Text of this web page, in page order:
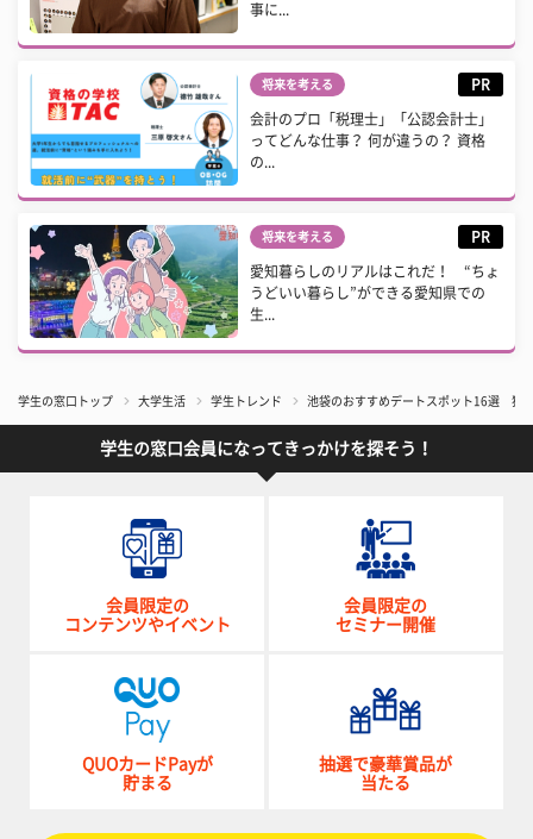
事に...
将来を考える PR
会計のプロ「税理士」「公認会計士」
ってどんな仕事？ 何が違うの？ 資格
の...
将来を考える PR
愛知暮らしのリアルはこれだ！ “ちょ
うどいい暮らし”ができる愛知県での
生...
学生の窓口トップ 大学生活 学生トレンド 池袋のおすすめデートスポット16選 猫
学生の窓口会員になってきっかけを探そう！
会員限定の
コンテンツやイベント
会員限定の
セミナー開催
QUOカードPayが
貯まる
抽選で豪華賞品が
当たる